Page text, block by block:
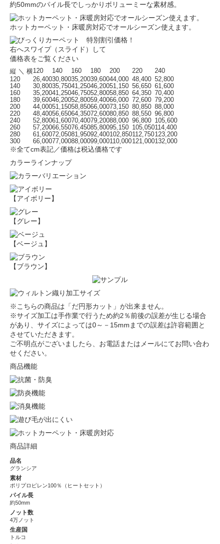
約50mmのパイル長でしっかりボリューミーな素材感。
ホットカーペット・床暖房対応でオールシーズン使えます。
右へスワイプ（スライド）して
価格表をご覧ください
縦 ＼ 横120 140 160 180 200 220
240
120
26,40030,80035,20039,60044,000 48,400 52,800
140
30,80035,75041,25046,20051,150 56,650 61,600
160
35,20041,25046,75052,80058,850 64,350
70,400
180
39,60046,20052,80059,40066,000 72,600
79,200
200
44,00051,15058,85066,00073,150 80,850 88,000
220
48,40056,65064,35072,60080,850 88,550 96,800
240
52,80061,60070,40079,20088,000 96,800 105,600
260
57,20066,55076,45085,80095,150 105,050114,400
280
61,60072,05081,95092,400102,850112,750123,200
300
66,00077,00088,00099,000110,000121,000132,000
※全てcm表記／価格は税込価格です
カラーラインナップ
【アイボリー】
【グレー】
【ベージュ】
【ブラウン】
※こちらの商品は「だ円形カット」が出来ません。
※サイズ加工は手作業で行うため約2％前後の誤差が生じる場合
があり、サイズによっては0～－15mmまでの誤差は許容範囲と
させていただきます。
ご不明点がございましたら、お電話またはメールにてお問い合わ
せください。
商品機能
商品詳細
品名
グランシア
素材
ポリプロピレン100％（ヒートセット）
パイル長
約50mm
ノット数
4万ノット
生産国
トルコ